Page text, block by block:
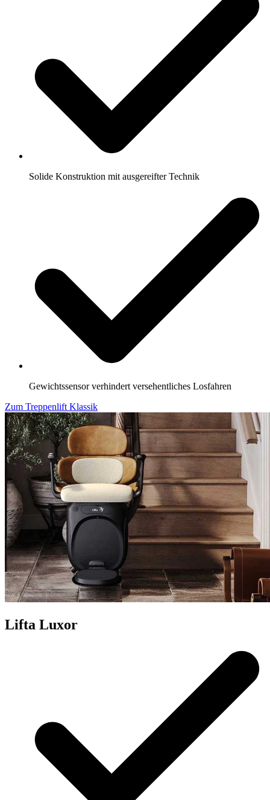
Solide Konstruktion mit ausgereifter Technik
Gewichtssensor verhindert versehentliches Losfahren
Zum Treppenlift Klassik
Lifta Luxor